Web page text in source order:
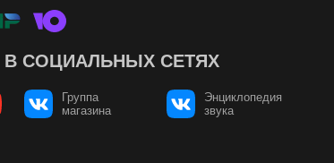
СОЦИАЛЬНЫХ СЕТЯХ
Группа
магазина
Энциклопедия
звука